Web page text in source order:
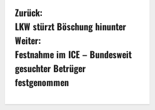
Zurück:
LKW stürzt Böschung hinunter
Weiter:
Festnahme im ICE – Bundesweit
gesuchter Betrüger
festgenommen